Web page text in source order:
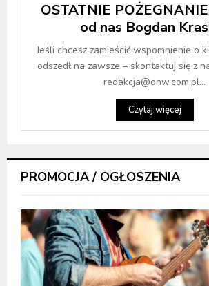
OSTATNIE
od nas Bogdan
Jeśli chcesz zamieścić wspomnienie o
odszedł na zawsze – skontaktuj się z
redakcja@onw.com.pl...
Czytaj więcej
PROMOCJA / OGŁOSZENIA